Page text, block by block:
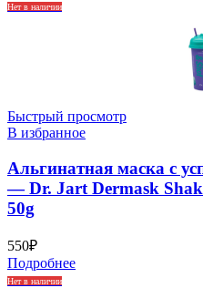
Нет в наличии
Быстрый просмотр
В избранное
Альгинатная маска с
— Dr. Jart Dermask
50g
550₽
Подробнее
Нет в наличии